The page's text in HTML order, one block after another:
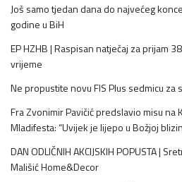
Još samo tjedan dana do najvećeg
godine u BiH
EP HZHB | Raspisan natječaj za prijam
vrijeme
Ne propustite novu FIS Plus sedmicu za
Fra Zvonimir Pavičić predslavio misu na
Mladifesta: “Uvijek je lijepo u Božjoj
DAN ODLIČNIH AKCIJSKIH POPUSTA |
Mališić Home&Decor